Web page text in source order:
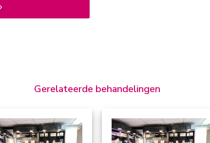
Gerelateerde behandelingen